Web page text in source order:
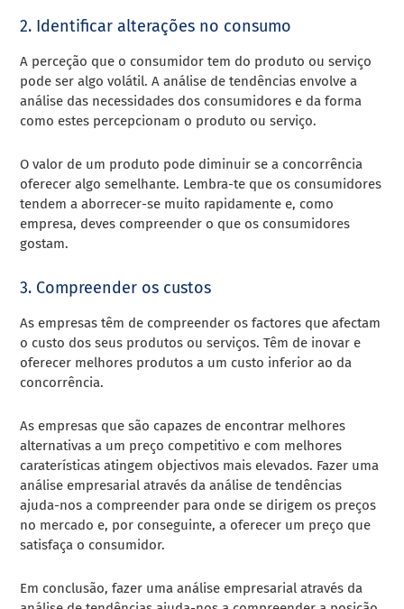
2. Identificar alterações no consumo
A perceção que o consumidor tem do produto ou serviço
pode ser algo volátil. A análise de tendências envolve a
análise das necessidades dos consumidores e da forma
como estes percepcionam o produto ou serviço.
O valor de um produto pode diminuir se a concorrência
oferecer algo semelhante. Lembra-te que os consumidores
tendem a aborrecer-se muito rapidamente e, como
empresa, deves compreender o que os consumidores
gostam.
3. Compreender os custos
As empresas têm de compreender os factores que afectam
o custo dos seus produtos ou serviços. Têm de inovar e
oferecer melhores produtos a um custo inferior ao da
concorrência.
As empresas que são capazes de encontrar melhores
alternativas a um preço competitivo e com melhores
caraterísticas atingem objectivos mais elevados. Fazer uma
análise empresarial através da análise de tendências
ajuda-nos a compreender para onde se dirigem os preços
no mercado e, por conseguinte, a oferecer um preço que
satisfaça o consumidor.
Em conclusão, fazer uma análise empresarial através da